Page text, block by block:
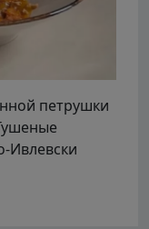
петрушки
Ивлевски